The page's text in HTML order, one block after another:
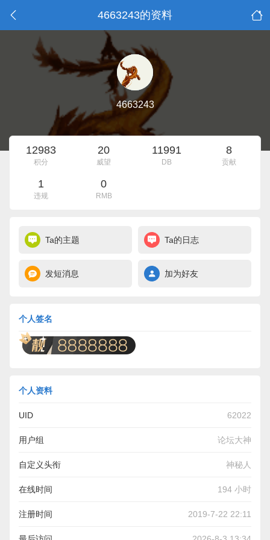
4663243的资料
4663243
12983
积分
20
威望
11991
DB
8
贡献
1
违规
0
RMB
Ta的主题 Ta的日志
发短消息 加为好友
个人签名
个人资料
UID 62022
用户组 论坛大神
自定义头衔 神秘人
在线时间 194 小时
注册时间 2019-7-22 22:11